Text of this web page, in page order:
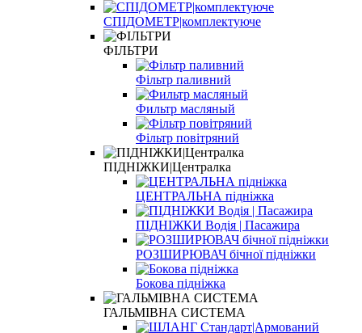
СПІДОМЕТР|комплектуюче
ФІЛЬТРИ
Фільтр паливний
Фильтр масляный
Фільтр повітряний
ПІДНІЖКИ|Централка
ЦЕНТРАЛЬНА підніжка
ПІДНІЖКИ Водія | Пасажира
РОЗШИРЮВАЧ бічної підніжки
Бокова підніжка
ГАЛЬМІВНА СИСТЕМА